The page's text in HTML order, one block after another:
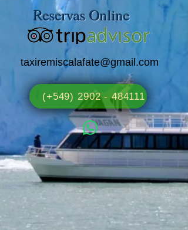
Reservas Online
taxiremiscalafate@gmail.com
(+549) 2902 - 484111